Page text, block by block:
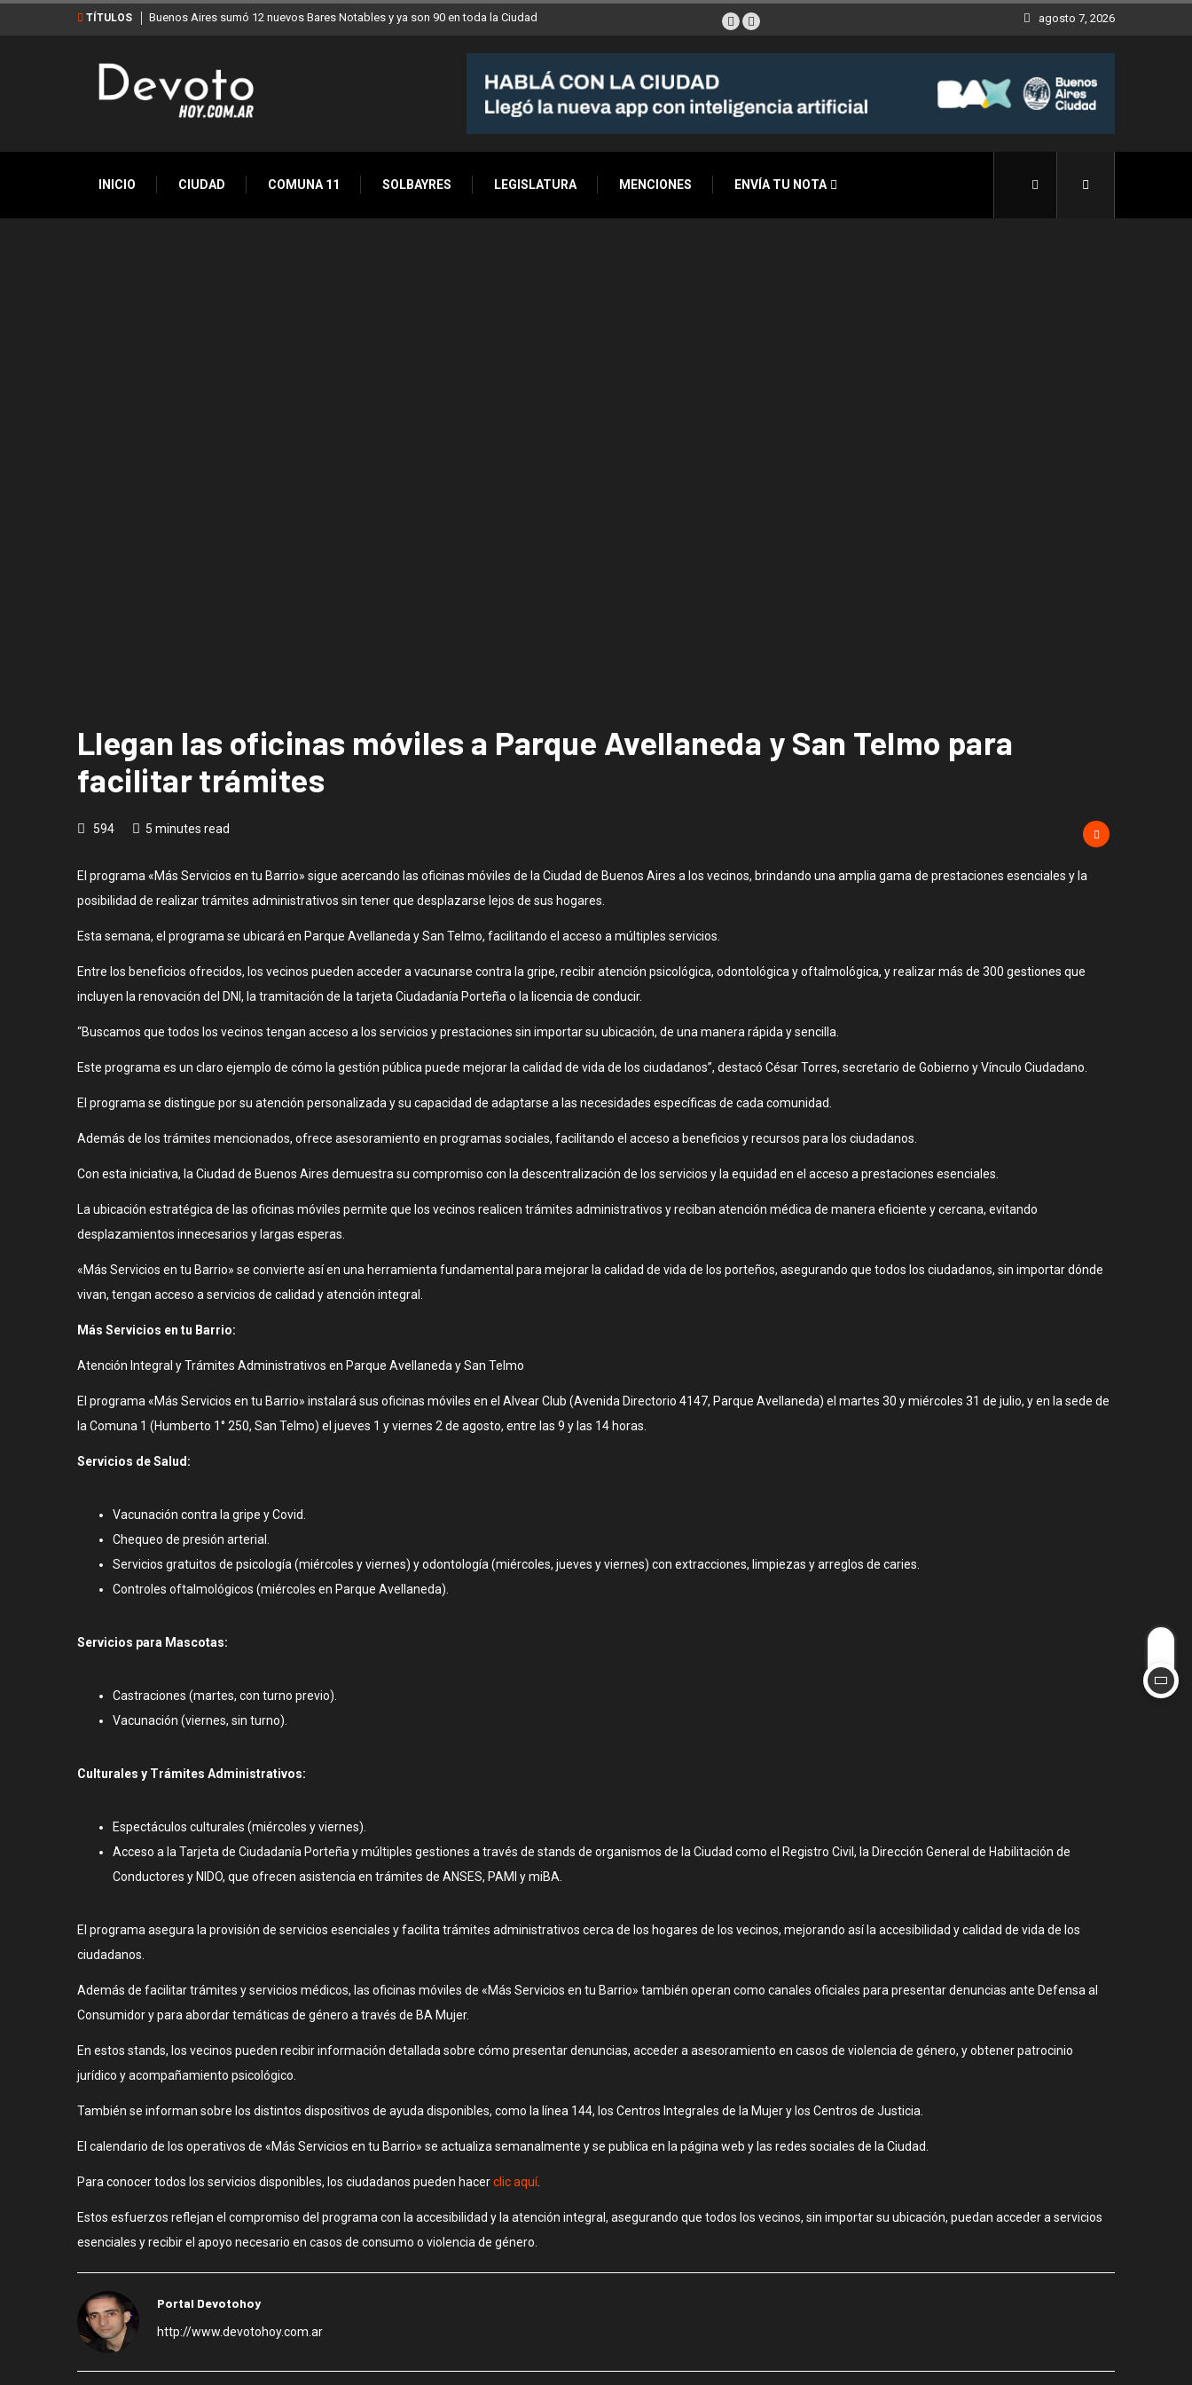
TÍTULOS Buenos Aires sumó 12 nuevos Bares Notables y ya son 90 en toda la Ciudad agosto 7, 2026
INICIO CIUDAD COMUNA 11 SOLBAYRES LEGISLATURA MENCIONES ENVÍA TU NOTA
Llegan las oficinas móviles a Parque Avellaneda y San Telmo para
facilitar trámites
594 5 minutes read
El programa «Más Servicios en tu Barrio» sigue acercando las oficinas móviles de la Ciudad de Buenos Aires a los vecinos, brindando una amplia gama de prestaciones esenciales y la
posibilidad de realizar trámites administrativos sin tener que desplazarse lejos de sus hogares.
Esta semana, el programa se ubicará en Parque Avellaneda y San Telmo, facilitando el acceso a múltiples servicios.
Entre los beneficios ofrecidos, los vecinos pueden acceder a vacunarse contra la gripe, recibir atención psicológica, odontológica y oftalmológica, y realizar más de 300 gestiones que
incluyen la renovación del DNI, la tramitación de la tarjeta Ciudadanía Porteña o la licencia de conducir.
“Buscamos que todos los vecinos tengan acceso a los servicios y prestaciones sin importar su ubicación, de una manera rápida y sencilla.
Este programa es un claro ejemplo de cómo la gestión pública puede mejorar la calidad de vida de los ciudadanos”, destacó César Torres, secretario de Gobierno y Vínculo Ciudadano.
El programa se distingue por su atención personalizada y su capacidad de adaptarse a las necesidades específicas de cada comunidad.
Además de los trámites mencionados, ofrece asesoramiento en programas sociales, facilitando el acceso a beneficios y recursos para los ciudadanos.
Con esta iniciativa, la Ciudad de Buenos Aires demuestra su compromiso con la descentralización de los servicios y la equidad en el acceso a prestaciones esenciales.
La ubicación estratégica de las oficinas móviles permite que los vecinos realicen trámites administrativos y reciban atención médica de manera eficiente y cercana, evitando
desplazamientos innecesarios y largas esperas.
«Más Servicios en tu Barrio» se convierte así en una herramienta fundamental para mejorar la calidad de vida de los porteños, asegurando que todos los ciudadanos, sin importar dónde
vivan, tengan acceso a servicios de calidad y atención integral.
Más Servicios en tu Barrio:
Atención Integral y Trámites Administrativos en Parque Avellaneda y San Telmo
El programa «Más Servicios en tu Barrio» instalará sus oficinas móviles en el Alvear Club (Avenida Directorio 4147, Parque Avellaneda) el martes 30 y miércoles 31 de julio, y en la sede de
la Comuna 1 (Humberto 1° 250, San Telmo) el jueves 1 y viernes 2 de agosto, entre las 9 y las 14 horas.
Servicios de Salud:
Vacunación contra la gripe y Covid.
Chequeo de presión arterial.
Servicios gratuitos de psicología (miércoles y viernes) y odontología (miércoles, jueves y viernes) con extracciones, limpiezas y arreglos de caries.
Controles oftalmológicos (miércoles en Parque Avellaneda).
Servicios para Mascotas:
Castraciones (martes, con turno previo).
Vacunación (viernes, sin turno).
Culturales y Trámites Administrativos:
Espectáculos culturales (miércoles y viernes).
Acceso a la Tarjeta de Ciudadanía Porteña y múltiples gestiones a través de stands de organismos de la Ciudad como el Registro Civil, la Dirección General de Habilitación de
Conductores y NIDO, que ofrecen asistencia en trámites de ANSES, PAMI y miBA.
El programa asegura la provisión de servicios esenciales y facilita trámites administrativos cerca de los hogares de los vecinos, mejorando así la accesibilidad y calidad de vida de los
ciudadanos.
Además de facilitar trámites y servicios médicos, las oficinas móviles de «Más Servicios en tu Barrio» también operan como canales oficiales para presentar denuncias ante Defensa al
Consumidor y para abordar temáticas de género a través de BA Mujer.
En estos stands, los vecinos pueden recibir información detallada sobre cómo presentar denuncias, acceder a asesoramiento en casos de violencia de género, y obtener patrocinio
jurídico y acompañamiento psicológico.
También se informan sobre los distintos dispositivos de ayuda disponibles, como la línea 144, los Centros Integrales de la Mujer y los Centros de Justicia.
El calendario de los operativos de «Más Servicios en tu Barrio» se actualiza semanalmente y se publica en la página web y las redes sociales de la Ciudad.
Para conocer todos los servicios disponibles, los ciudadanos pueden hacerclic aquí.
Estos esfuerzos reflejan el compromiso del programa con la accesibilidad y la atención integral, asegurando que todos los vecinos, sin importar su ubicación, puedan acceder a servicios
esenciales y recibir el apoyo necesario en casos de consumo o violencia de género.
Portal Devotohoy
http://www.devotohoy.com.ar